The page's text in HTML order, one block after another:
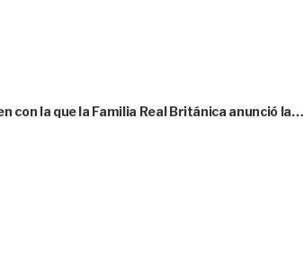
con la que la Familia Real Británica anunció la…